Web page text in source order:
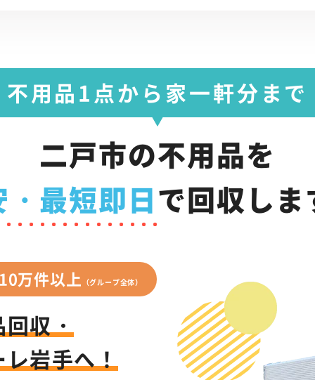
不用品1点から家一軒分まで
二戸市の不用品を
最短即日で回収しま
万件以上 （グループ全体）
回収・
レ岩手へ！